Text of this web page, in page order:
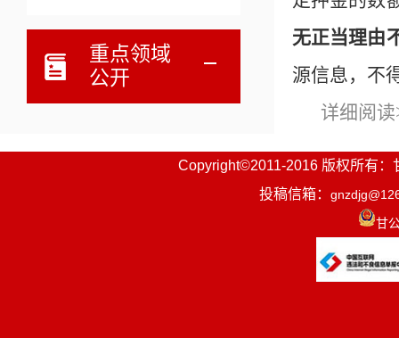
重点领域
公开
无正当理由
源信息，不
详细阅读
李强签
Copyright©2011-2016 版权所有：
投稿信箱：
甘